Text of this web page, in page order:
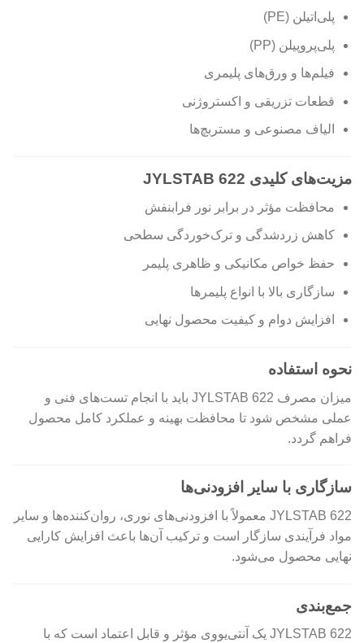
پلی‌اتیلن (PE)
پلی‌پروپیلن (PP)
فیلم‌ها و ورق‌های پلیمری
قطعات تزریقی و اکستروژنی
الیاف مصنوعی و مستربچ‌ها
مزیت‌های کلیدی JYLSTAB 622
محافظت مؤثر در برابر نور فرابنفش
کاهش زردشدگی و ترک‌خوردگی سطحی
حفظ خواص مکانیکی و ظاهری پلیمر
سازگاری بالا با انواع پلیمرها
افزایش دوام و کیفیت محصول نهایی
نحوه استفاده
میزان مصرف JYLSTAB 622 باید با انجام تست‌های فنی و
عملی مشخص شود تا محافظت بهینه و عملکرد کامل محصول
فراهم گردد.
سازگاری با سایر افزودنی‌ها
JYLSTAB 622 معمولاً با افزودنی‌های نوری، روان‌کننده‌ها و سایر
مواد فرآیندی سازگار است و ترکیب آن‌ها باعث افزایش کارایی
نهایی محصول می‌شود.
جمع‌بندی
JYLSTAB 622 یک آنتی‌یووی مؤثر و قابل اعتماد است که با